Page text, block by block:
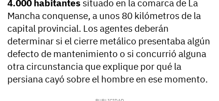
4.000 habitantes situado en la comarca de La
Mancha conquense, a unos 80 kilómetros de la
capital provincial. Los agentes deberán
determinar si el cierre metálico presentaba algún
defecto de mantenimiento o si concurrió alguna
otra circunstancia que explique por qué la
persiana cayó sobre el hombre en ese momento.